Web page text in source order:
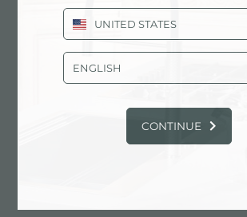
UNITED STATES
ENGLISH
CONTINUE